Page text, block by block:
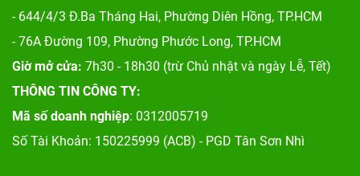
- 644/4/3 Đ.Ba Tháng Hai, Phường Diên Hồng, TP.HCM
- 76A Đường 109, Phường Phước Long, TP.HCM
Giờ mở cửa: 7h30 - 18h30 (trừ Chủ nhật và ngày Lễ, Tết)
THÔNG TIN CÔNG TY:
Mã số doanh nghiệp: 0312005719
Số Tài Khoản: 150225999 (ACB) - PGD Tân Sơn Nhì